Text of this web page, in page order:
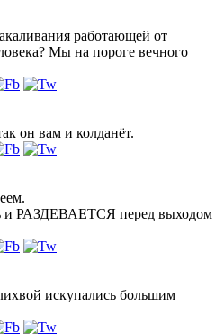
работающей от
Мы на пороге вечного
он вам и колданёт.
и РАЗДЕВАЕТСЯ перед выходом
искупались большим